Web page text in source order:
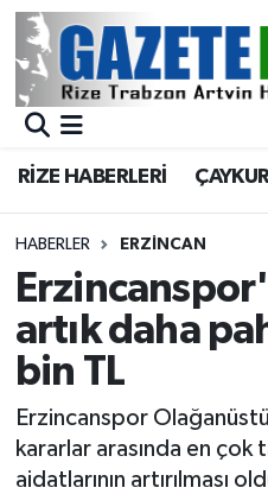
RİZE HABERLERİ
HABERLER ERZINCAN
artık daha
bin TL
Erzincanspor
kararlar arasında en çok
aidatlarının artırılması
BÖLGEMİZ
Asayiş
Rize Jandarma
Bilim Teknoloji
Advertising news
Merkez Nöbetçi
Merkez Trafik
Süper Lig Puan
Tüm Manşetler
Haber Arşivi